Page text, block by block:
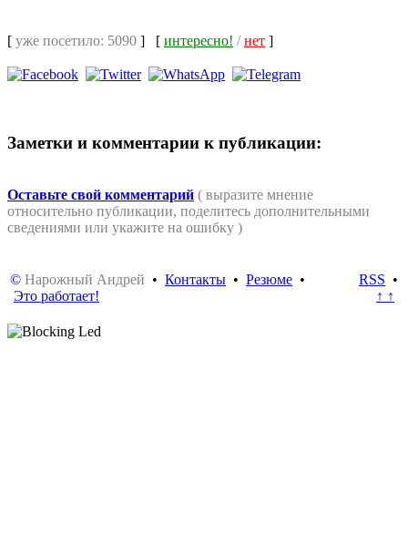
[ уже посетило: 5090 ] [ интересно! /нет ]
Заметки и комментарии к публикации:
Оставьте свой комментарий ( выразите мнение
относительно публикации, поделитесь дополнительными
сведениями или укажите на ошибку )
© Нарожный Андрей • Контакты • Резюме •
Это работает!
RSS •
↑ ↑